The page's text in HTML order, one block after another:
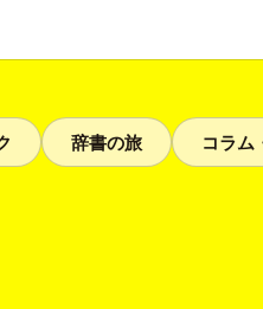
辞書の旅 コラム